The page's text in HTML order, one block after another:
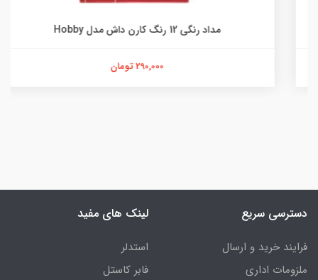
مداد رنگی 12 رنگ کارن داش مدل Hobby
290,000 تومان
دسترسی سریع
فرایند خرید و ارسال
ملزومات اداری
لینک های مفید
استدلر
فابر کاستل